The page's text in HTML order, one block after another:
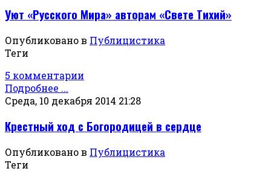
Уют «Русского Мира» авторам «Свете Тихий»
Опубликовано в Публицистика
Теги
5 комментарии
Подробнее ...
Среда, 10 декабря 2014 21:28
Крестный ход с Богородицей в сердце
Опубликовано в Публицистика
Теги